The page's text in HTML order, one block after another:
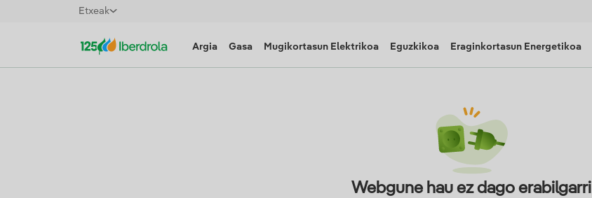
Etxeak
Argia Gasa Mugikortasun Elektrikoa Eguzkikoa Eraginkortasun Energetikoa
Webgune hau ez dago erabilgarri